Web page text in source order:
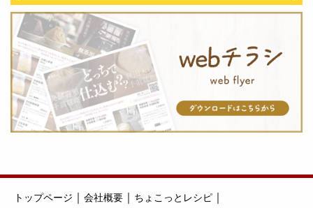
トップページ ｜ 会社概要 ｜ ちょこっとレシピ ｜